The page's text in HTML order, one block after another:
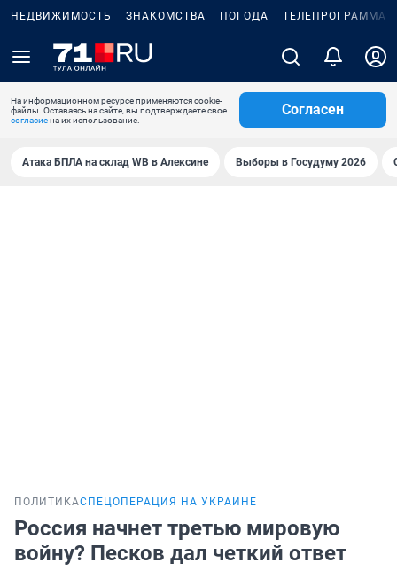
НЕДВИЖИМОСТЬ ЗНАКОМСТВА ПОГОДА ТЕЛЕПРОГРАММА
На информационном ресурсе применяются cookie-
файлы. Оставаясь на сайте, вы подтверждаете свое
согласиена их использование.
Согласен
Атака БПЛА на склад WB в Алексине Выборы в Госудуму 2026
ПОЛИТИКАСПЕЦОПЕРАЦИЯ НА УКРАИНЕ
Россия начнет третью мировую
войну? Песков дал четкий ответ